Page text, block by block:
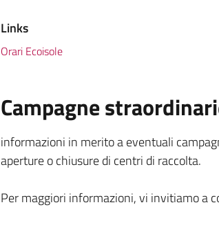
Links
Orari Ecoisole
Campagne
informazioni in merito a eventuali
aperture o chiusure di centri di raccolta.
Per maggiori informazioni, vi invitiamo a